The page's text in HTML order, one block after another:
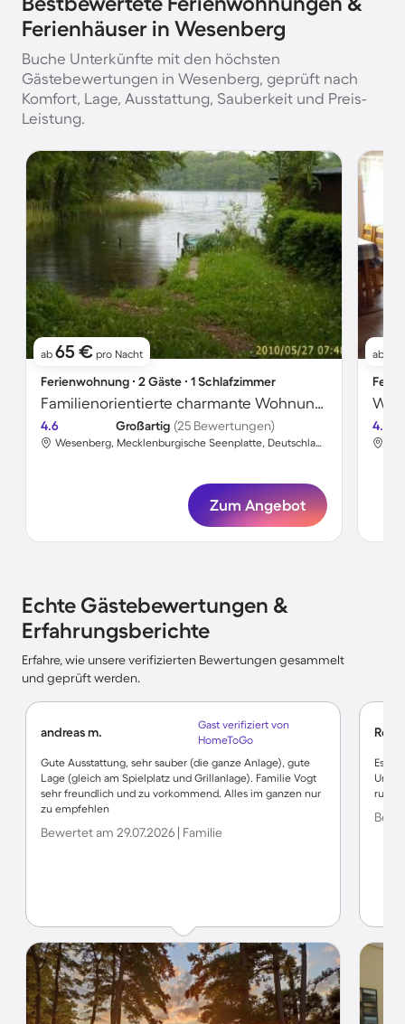
Ferienhäuser in Wesenberg
Buche Unterkünfte mit den höchsten
Gästebewertungen in Wesenberg, geprüft nach
Komfort, Lage, Ausstattung, Sauberkeit und Preis-
Leistung.
ab 65 € pro Nacht
Ferienwohnung ∙ 2 Gäste ∙ 1 Schlafzimmer
Familienorientierte charmante Wohnung mit Grill und Garten
4.6 Großartig (25 Bewertungen)
Wesenberg, Mecklenburgische Seenplatte, Deutschland
Zum Angebot
ab
4.6
Echte Gästebewertungen &
Erfahrungsberichte
Erfahre, wie unsere verifizierten Bewertungen gesammelt
und geprüft werden.
andreas m.
Gast verifiziert von
HomeToGo
Gute Ausstattung, sehr sauber (die ganze Anlage), gute
Lage (gleich am Spielplatz und Grillanlage). Familie Vogt
sehr freundlich und zu vorkommend. Alles im ganzen nur
zu empfehlen
Bewertet am 29.07.2026 | Familie
Es